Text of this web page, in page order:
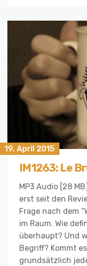
19. April 2015
IM1263: Le
MP3 Audio [28
erst seit den
Frage nach dem
im Raum. Wie
überhaupt? Und
Begriff? Kommt
grundsätzlich